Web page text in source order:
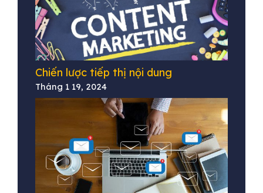
Chiến lược tiếp thị nội dung
Tháng 1 19, 2024